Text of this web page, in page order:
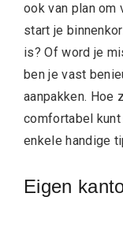
ook van plan om
start je
is? Of word je
ben je vast
aanpakken. Hoe
comfortabel
enkele handige
Eigen